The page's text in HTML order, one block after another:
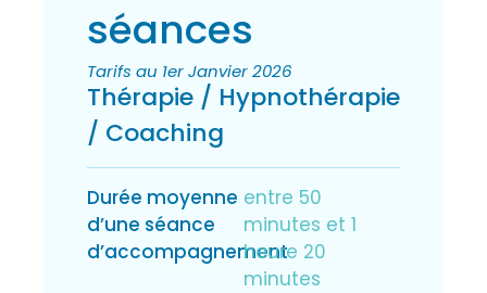
séances
Tarifs au 1er Janvier 2026
Thérapie / Hypnothérapie
/ Coaching
Durée moyenne
d’une séance
d’accompagnement
entre 50
minutes et 1
heure 20
minutes